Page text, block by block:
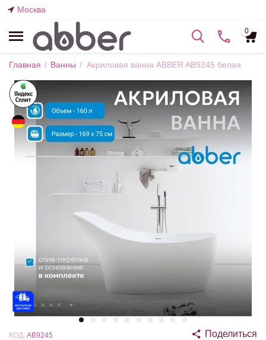
Москва
0
Главная / Ванны / Акриловая ванна ABBER AB9245 белая
КОД: AB9245 Поделиться